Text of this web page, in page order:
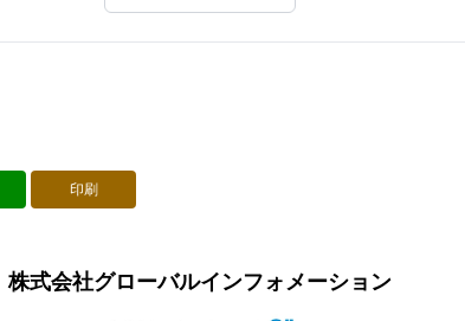
印刷
株式会社グローバルインフォメーション